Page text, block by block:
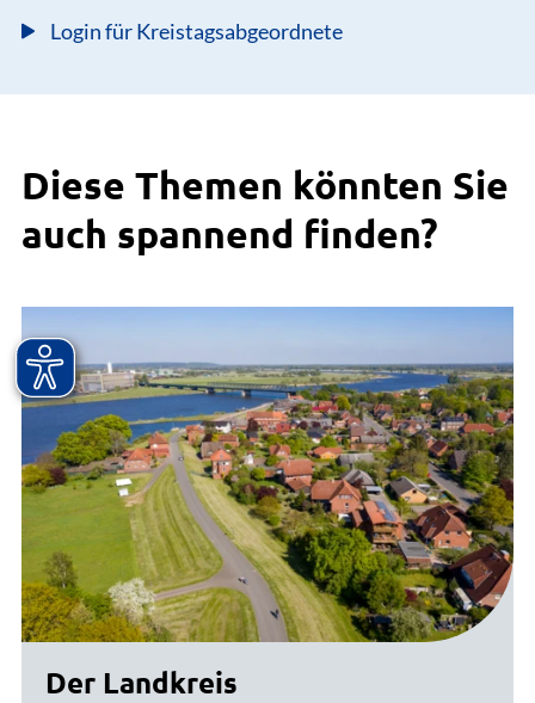
Login für Kreistagsabgeordnete
Diese Themen könnten Sie
auch spannend finden?
Der Landkreis